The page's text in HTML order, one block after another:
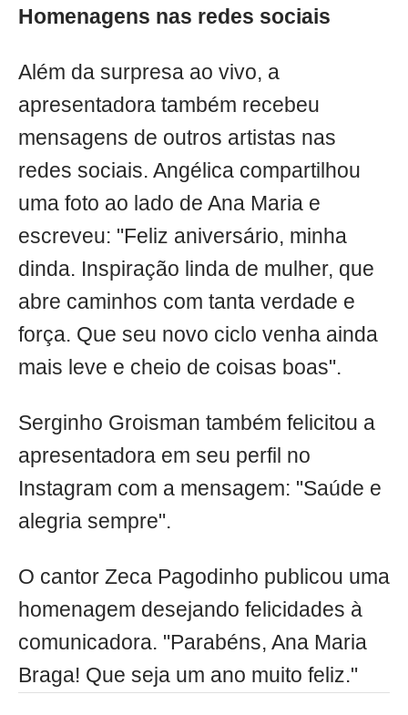
Homenagens nas redes sociais
Além da surpresa ao vivo, a
apresentadora também recebeu
mensagens de outros artistas nas
redes sociais. Angélica compartilhou
uma foto ao lado de Ana Maria e
escreveu: "Feliz aniversário, minha
dinda. Inspiração linda de mulher, que
abre caminhos com tanta verdade e
força. Que seu novo ciclo venha ainda
mais leve e cheio de coisas boas".
Serginho Groisman também felicitou a
apresentadora em seu perfil no
Instagram com a mensagem: "Saúde e
alegria sempre".
O cantor Zeca Pagodinho publicou uma
homenagem desejando felicidades à
comunicadora. "Parabéns, Ana Maria
Braga! Que seja um ano muito feliz."